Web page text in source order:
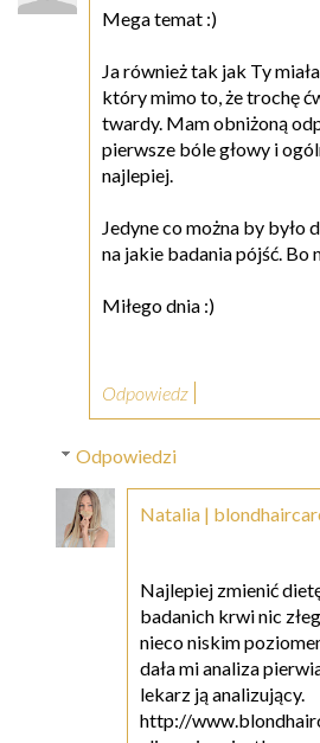
Mega temat :)
Ja również tak jak Ty
który mimo to, że trochę
twardy. Mam obniżoną
pierwsze bóle głowy i
najlepiej.
Jedyne co można by było
na jakie badania pójść. Bo
Miłego dnia :)
Odpowiedz
Odpowiedzi
Natalia |
Najlepiej zmienić
badanich krwi nic
nieco niskim
dała mi analiza
lekarz ją analizujący.
http://